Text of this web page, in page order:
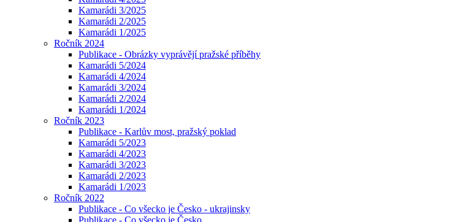
Kamarádi 3/2025
Kamarádi 2/2025
Kamarádi 1/2025
Ročník 2024
Publikace - Obrázky vyprávějí pražské příběhy
Kamarádi 5/2024
Kamarádi 4/2024
Kamarádi 3/2024
Kamarádi 2/2024
Kamarádi 1/2024
Ročník 2023
Publikace - Karlův most, pražský poklad
Kamarádi 5/2023
Kamarádi 4/2023
Kamarádi 3/2023
Kamarádi 2/2023
Kamarádi 1/2023
Ročník 2022
Publikace - Co všecko je Česko - ukrajinsky